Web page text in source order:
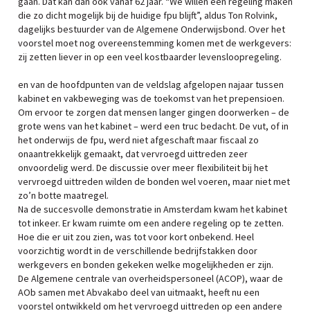
die zo dicht mogelijk bij de huidige fpu blijft”, aldus Ton Rolvink,
dagelijks bestuurder van de Algemene Onderwijsbond. Over het
voorstel moet nog overeenstemming komen met de werkgevers:
zij zetten liever in op een veel kostbaarder levensloopregeling.
en van de hoofdpunten van de veldslag afgelopen najaar tussen
kabinet en vakbeweging was de toekomst van het prepensioen.
Om ervoor te zorgen dat mensen langer gingen doorwerken – de
grote wens van het kabinet – werd een truc bedacht. De vut, of in
het onderwijs de fpu, werd niet afgeschaft maar fiscaal zo
onaantrekkelijk gemaakt, dat vervroegd uittreden zeer
onvoordelig werd. De discussie over meer flexibiliteit bij het
vervroegd uittreden wilden de bonden wel voeren, maar niet met
zo’n botte maatregel.
Na de succesvolle demonstratie in Amsterdam kwam het kabinet
tot inkeer. Er kwam ruimte om een andere regeling op te zetten.
Hoe die er uit zou zien, was tot voor kort onbekend. Heel
voorzichtig wordt in de verschillende bedrijfstakken door
werkgevers en bonden gekeken welke mogelijkheden er zijn.
De Algemene centrale van overheidspersoneel (ACOP), waar de
AOb samen met Abvakabo deel van uitmaakt, heeft nu een
voorstel ontwikkeld om het vervroegd uittreden op een andere